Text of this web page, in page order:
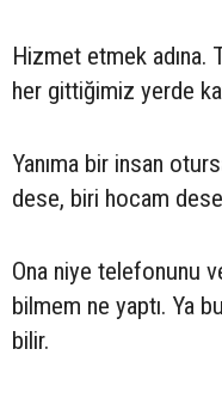
Hizmet etmek adına.
her gittiğimiz yerde
Yanıma bir insan
dese, biri hocam
Ona niye telefonunu
bilmem ne yaptı. Ya
bilir.